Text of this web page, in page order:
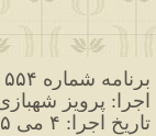
برنامه شماره ۵۵۴ گنج حضور
اجرا: پرویز
تاریخ اجرا: ۴ می ۲۰۱۵ ـ ۱۵ اردیبهشت ۱۳۹۴